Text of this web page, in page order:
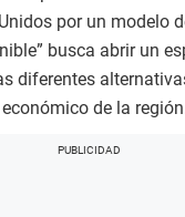
por un modelo
busca abrir un
diferentes
de la